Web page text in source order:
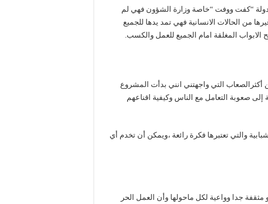
“كفت ووفت “خاصة وزارة الشؤون فهي لم
من الحالات الانسانية فهي تمد يدها للجميع
المغلقة امام الجميع للعمل والكسب.
التي واجهتني انني بدأت المشروع
صعوبة التعامل مع الناس وكيفية اقناعهم
والتي تعتبرها فكرة رائعة ،ويمكن أن تخدم أي
مثقفة جدا وواعية لكل ماحولها وأن العمل الحر